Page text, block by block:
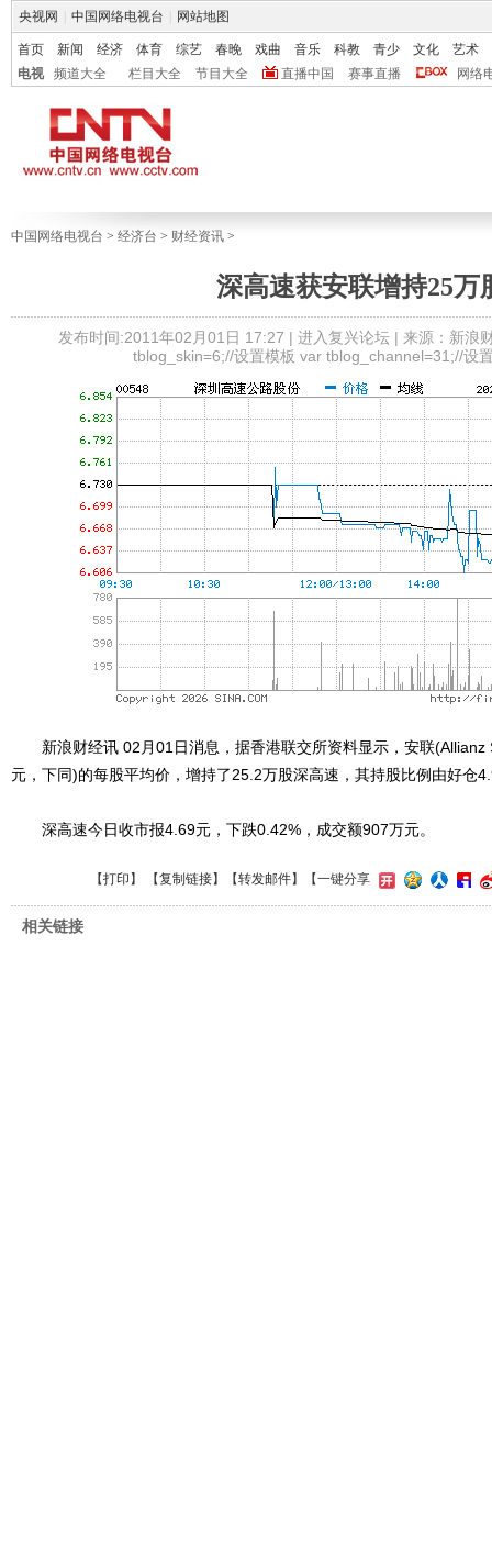
央视网 中国网络电视台 网站地图
首页 新闻 经济 体育 综艺 春晚 戏曲 音乐 科教 青少 文化
艺术
电视
频道大全 栏目大全 节目大全 直播中国 赛事直播 网络
中国网络电视台 > 经济台 > 财经资讯 >
深高速获安联增持25万
发布时间:2011年02月01日 17:27 | 进入复兴论坛| 来源：新浪
tblog_skin=6;//设置模板 var tblog_channel=31;//设
新浪财经讯 02月01日消息，据香港联交所资料显示，安联(Allianz
元，下同)的每股平均价，增持了25.2万股深高速，其持股比例由好仓
深高速今日收市报4.69元，下跌0.42%，成交额907万元。
【打印 】 【复制链接】【转发邮件】 【一键分享
相关链接